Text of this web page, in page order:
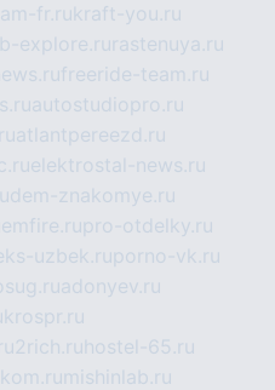
fr.rukraft-you.ru
explore.ru rastenuya.ru
freeride-team.ru
autostudiopro.ru
atlantpereezd.ru
elektrostal-news.ru
znakomye.ru
emfire.rupro-otdelky.ru
uzbek.ruporno-vk.ru
adonyev.ru
krospr.ru
2rich.ru hostel-65.ru
mishinlab.ru